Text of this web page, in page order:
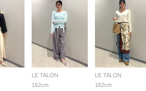
LE TALON
162cm
LE TALON
162cm